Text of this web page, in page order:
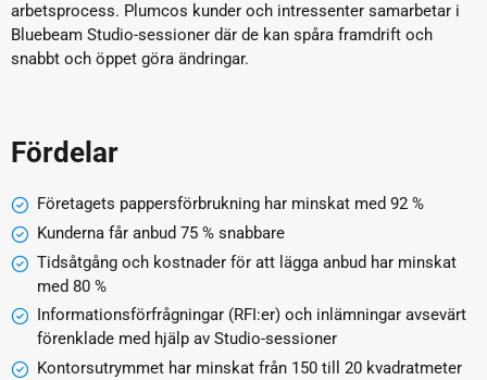
arbetsprocess. Plumcos kunder och intressenter samarbetar i
Bluebeam Studio-sessioner där de kan spåra framdrift och
snabbt och öppet göra ändringar.
Fördelar
Företagets pappersförbrukning har minskat med 92 %
Kunderna får anbud 75 % snabbare
Tidsåtgång och kostnader för att lägga anbud har minskat
med 80 %
Informationsförfrågningar (RFI:er) och inlämningar avsevärt
förenklade med hjälp av Studio-sessioner
Kontorsutrymmet har minskat från 150 till 20 kvadratmeter